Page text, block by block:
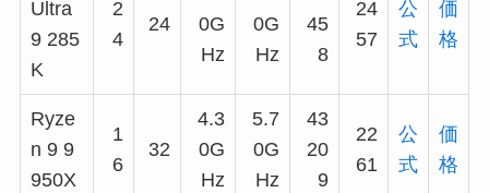
Ultra
9 285
K
2
4
24
0G
Hz
0G
Hz
45
8
24
57
公
式
価
格
Ryze
n 9 9
950X
1
6
32
4.3
0G
Hz
5.7
0G
Hz
43
20
9
22
61
公
式
価
格